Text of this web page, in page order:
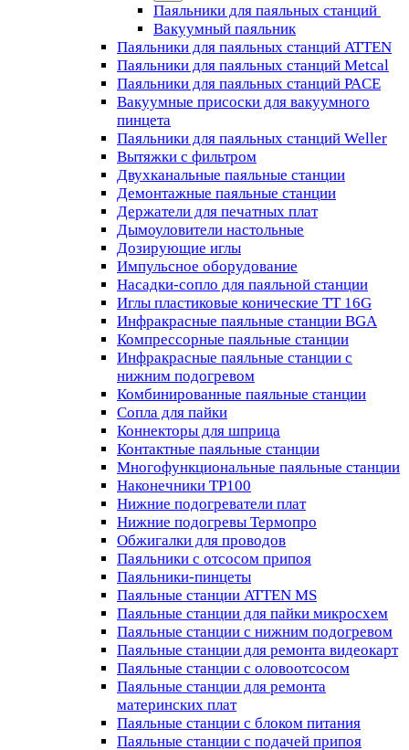
Паяльники для паяльных станций
Вакуумный паяльник
Паяльники для паяльных станций ATTEN
Паяльники для паяльных станций Metcal
Паяльники для паяльных станций PACE
Вакуумные присоски для вакуумного
пинцета
Паяльники для паяльных станций Weller
Вытяжки с фильтром
Двухканальные паяльные станции
Демонтажные паяльные станции
Держатели для печатных плат
Дымоуловители настольные
Дозирующие иглы
Импульсное оборудование
Насадки-сопло для паяльной станции
Иглы пластиковые конические TT 16G
Инфракрасные паяльные станции BGA
Компрессорные паяльные станции
Инфракрасные паяльные станции с
нижним подогревом
Комбинированные паяльные станции
Сопла для пайки
Коннекторы для шприца
Контактные паяльные станции
Многофункциональные паяльные станции
Наконечники TP100
Нижние подогреватели плат
Нижние подогревы Термопро
Обжигалки для проводов
Паяльники с отсосом припоя
Паяльники-пинцеты
Паяльные станции ATTEN MS
Паяльные станции для пайки микросхем
Паяльные станции с нижним подогревом
Паяльные станции для ремонта видеокарт
Паяльные станции с оловоотсосом
Паяльные станции для ремонта
материнских плат
Паяльные станции с блоком питания
Паяльные станции с подачей припоя